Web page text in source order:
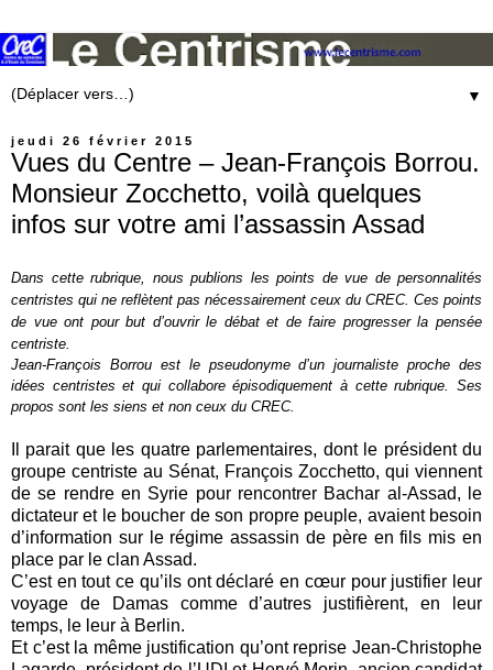
▼
jeudi 26 février 2015
Vues du Centre – Jean-François Borrou.
Monsieur Zocchetto, voilà quelques
infos sur votre ami l’assassin Assad
Dans cette rubrique, nous publions les points de vue de personnalités
centristes qui ne reflètent pas nécessairement ceux du CREC. Ces points
de vue ont pour but d’ouvrir le débat et de faire progresser la pensée
centriste.
Jean-François Borrou est le pseudonyme d’un journaliste proche des
idées centristes et qui collabore épisodiquement à cette rubrique. Ses
propos sont les siens et non ceux du CREC.
Il parait que les quatre parlementaires, dont le président du
groupe centriste au Sénat, François Zocchetto, qui viennent
de se rendre en Syrie pour rencontrer Bachar al-Assad, le
dictateur et le boucher de son propre peuple, avaient besoin
d’information sur le régime assassin de père en fils mis en
place par le clan Assad.
C’est en tout ce qu’ils ont déclaré en cœur pour justifier leur
voyage de Damas comme d’autres justifièrent, en leur
temps, le leur à Berlin.
Et c’est la même justification qu’ont reprise Jean-Christophe